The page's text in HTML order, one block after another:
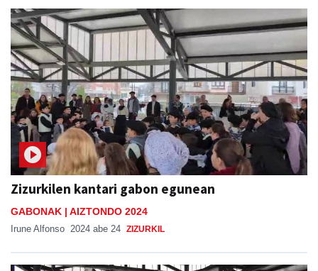
Zizurkilen kantari gabon egunean
GABONAK | AIZTONDO 2024
Irune Alfonso 2024 abe 24 ZIZURKIL